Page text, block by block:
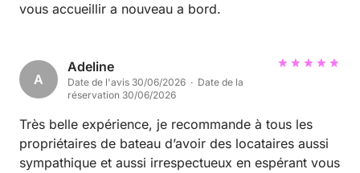
vous accueillir a nouveau a bord.
A
Adeline
Date de l'avis 30/06/2026 · Date de la
réservation 30/06/2026
Très belle expérience, je recommande à tous les
propriétaires de bateau d’avoir des locataires aussi
sympathique et aussi irrespectueux en espérant vous